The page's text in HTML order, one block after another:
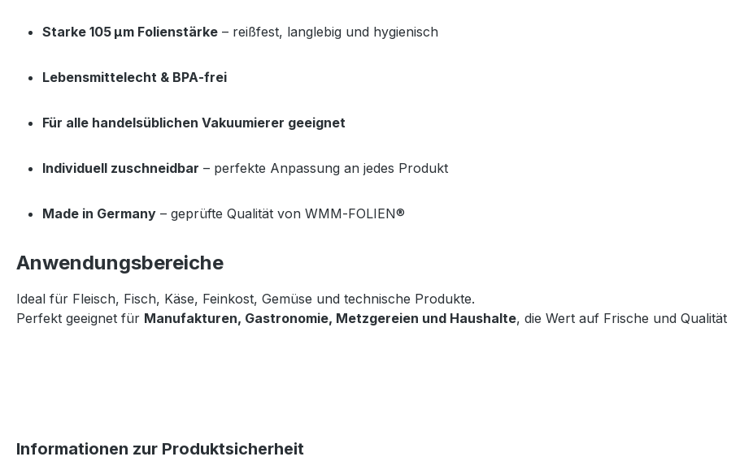
Starke 105 µm Folienstärke – reißfest, langlebig und hygienisch
Lebensmittelecht & BPA‑frei
Für alle handelsüblichen Vakuumierer geeignet
Individuell zuschneidbar – perfekte Anpassung an jedes Produkt
Made in Germany – geprüfte Qualität von WMM‑FOLIEN®
Anwendungsbereiche
Ideal für Fleisch, Fisch, Käse, Feinkost, Gemüse und technische Produkte.
Perfekt geeignet für Manufakturen, Gastronomie, Metzgereien und Haushalte, die Wert auf Frische und Qualität
Informationen zur Produktsicherheit